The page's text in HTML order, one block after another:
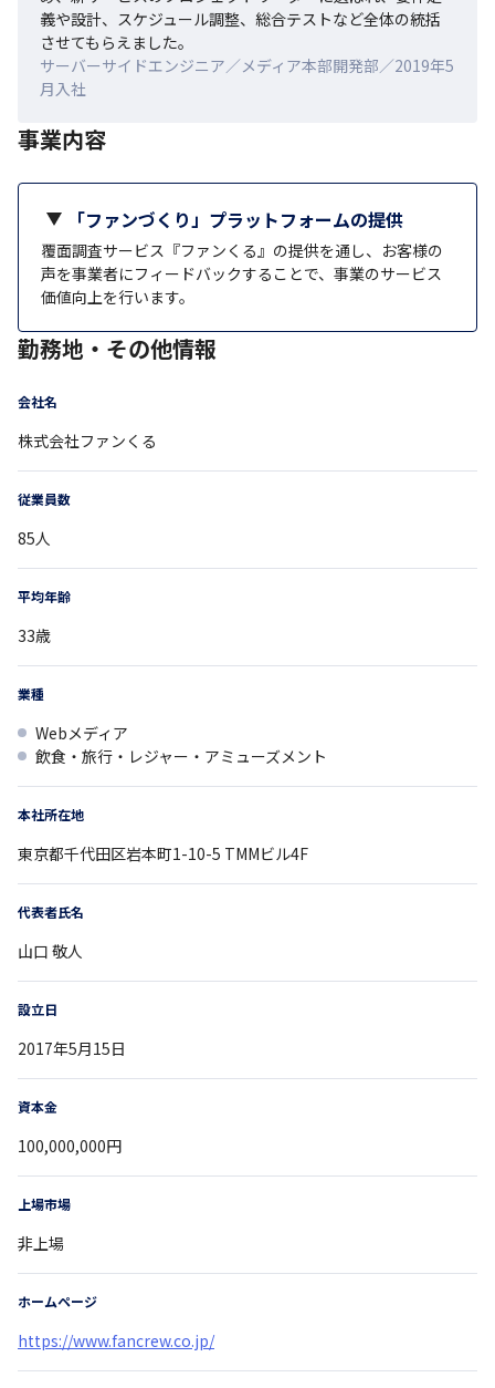
義や設計、スケジュール調整、総合テストなど全体の統括
させてもらえました。
サーバーサイドエンジニア／メディア本部開発部／2019年5
月入社
事業内容
「ファンづくり」プラットフォームの提供
覆面調査サービス『ファンくる』の提供を通し、お客様の
声を事業者にフィードバックすることで、事業のサービス
価値向上を行います。
勤務地・その他情報
会社名
株式会社ファンくる
従業員数
85人
平均年齢
33歳
業種
Webメディア
飲食・旅行・レジャー・アミューズメント
本社所在地
東京都千代田区岩本町1-10-5 TMMビル4F
代表者氏名
山口 敬人
設立日
2017年5月15日
資本金
100,000,000円
上場市場
非上場
ホームページ
https://www.fancrew.co.jp/